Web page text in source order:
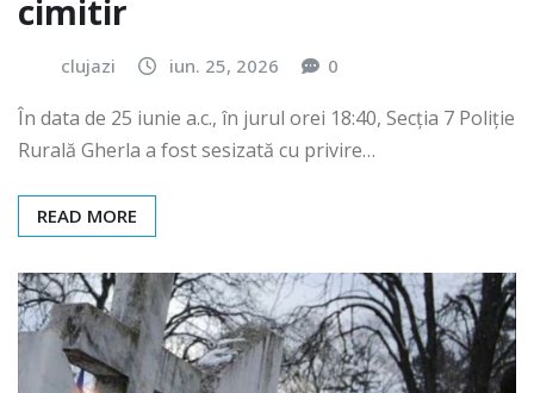
cimitir
clujazi iun. 25, 2026 0
În data de 25 iunie a.c., în jurul orei 18:40, Secția 7 Poliție
Rurală Gherla a fost sesizată cu privire…
READ MORE